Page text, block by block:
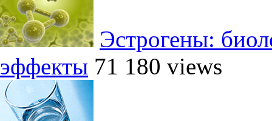
Эстрогены:
эффекты 71 180 views